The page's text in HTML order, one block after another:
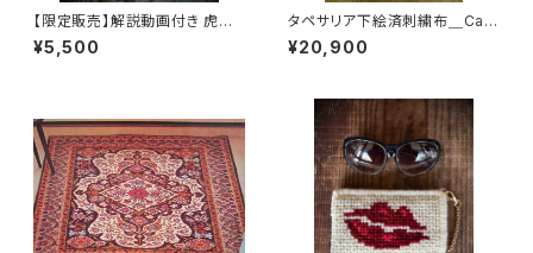
【限定販売】解説動画付き 虎の
スマホケース タペサリアキット
（経験者向き）
¥5,500
タペサリア下絵済刺繍布＿Cac
auカカオ
¥20,900